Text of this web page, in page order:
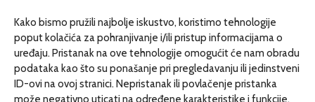
Kako bismo pružili najbolje iskustvo, koristimo tehnologije
poput kolačića za pohranjivanje i/ili pristup informacijama o
uređaju. Pristanak na ove tehnologije omogućit će nam obradu
podataka kao što su ponašanje pri pregledavanju ili jedinstveni
ID-ovi na ovoj stranici. Nepristanak ili povlačenje pristanka
može negativno uticati na određene karakteristike i funkcije.
Dosije
Drugi pišu